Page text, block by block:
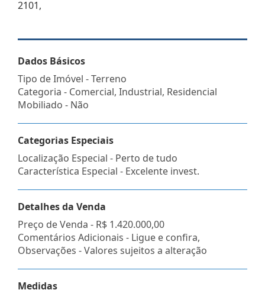
2101,
Dados Básicos
Tipo de Imóvel - Terreno
Categoria - Comercial, Industrial, Residencial
Mobiliado - Não
Categorias Especiais
Localização Especial - Perto de tudo
Característica Especial - Excelente invest.
Detalhes da Venda
Preço de Venda - R$ 1.420.000,00
Comentários Adicionais - Ligue e confira,
Observações - Valores sujeitos a alteração
Medidas